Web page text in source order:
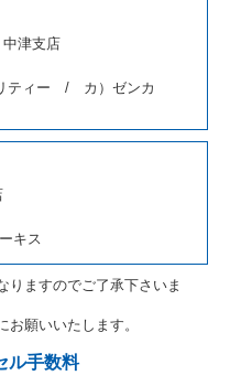
をすることができない原
によるときには第４条第
り扱い、当社は受領済の
します。
しをすることができない
取り扱い、当社は受領済
とします。
り消され、又は貸渡契約
いて、第４条及び第５条
何らの請求をしないもの
津支店
ティー / カ）ゼンカ
キス
ますのでご了承下さいま
願いいたします。
ル手数料